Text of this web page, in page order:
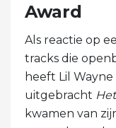
Award
Als reactie op
tracks die
heeft Lil
uitgebracht
kwamen van